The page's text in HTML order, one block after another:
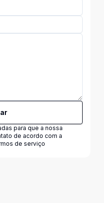
para que a nossa
de acordo com a
de serviço